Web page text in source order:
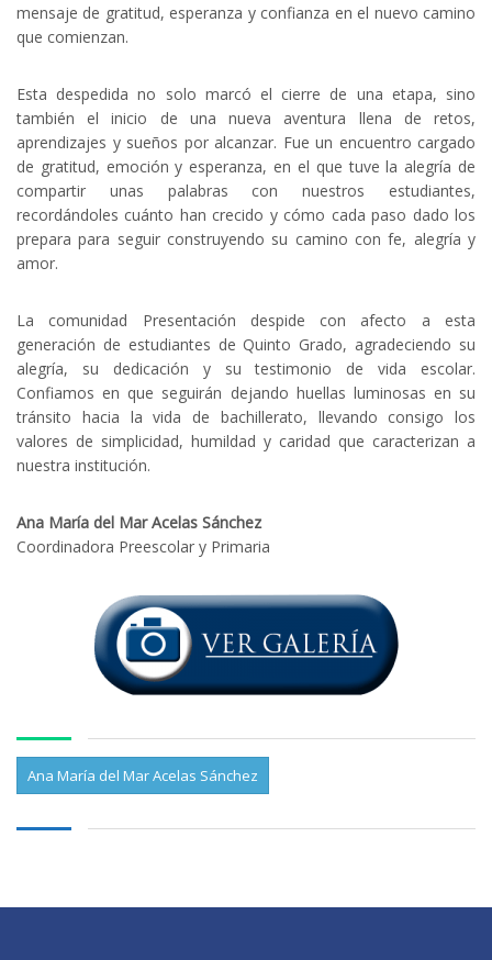
mensaje de gratitud, esperanza y confianza en el nuevo camino
que comienzan.
Esta despedida no solo marcó el cierre de una etapa, sino
también el inicio de una nueva aventura llena de retos,
aprendizajes y sueños por alcanzar. Fue un encuentro cargado
de gratitud, emoción y esperanza, en el que tuve la alegría de
compartir unas palabras con nuestros estudiantes,
recordándoles cuánto han crecido y cómo cada paso dado los
prepara para seguir construyendo su camino con fe, alegría y
amor.
La comunidad Presentación despide con afecto a esta
generación de estudiantes de Quinto Grado, agradeciendo su
alegría, su dedicación y su testimonio de vida escolar.
Confiamos en que seguirán dejando huellas luminosas en su
tránsito hacia la vida de bachillerato, llevando consigo los
valores de simplicidad, humildad y caridad que caracterizan a
nuestra institución.
Ana María del Mar Acelas Sánchez
Coordinadora Preescolar y Primaria
Ana María del Mar Acelas Sánchez